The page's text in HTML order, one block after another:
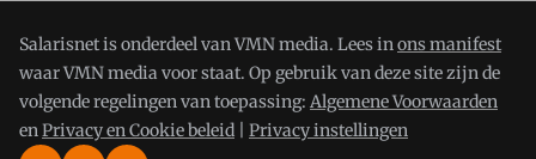
Salarisnet is onderdeel van VMN media. Lees inons manifest
waar VMN media voor staat. Op gebruik van deze site zijn de
volgende regelingen van toepassing: Algemene Voorwaarden
enPrivacy en Cookie beleid Privacy instellingen